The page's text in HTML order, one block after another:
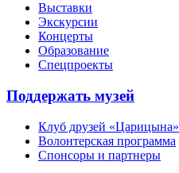
Выставки
Экскурсии
Концерты
Образование
Спецпроекты
Поддержать музей
Клуб друзей «Царицына»
Волонтерская программа
Спонсоры и партнеры